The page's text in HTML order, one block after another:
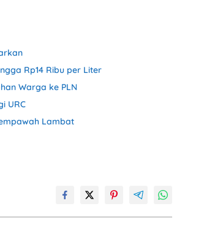
Rp14 Ribu per Liter
Warga ke PLN
URC
Lambat